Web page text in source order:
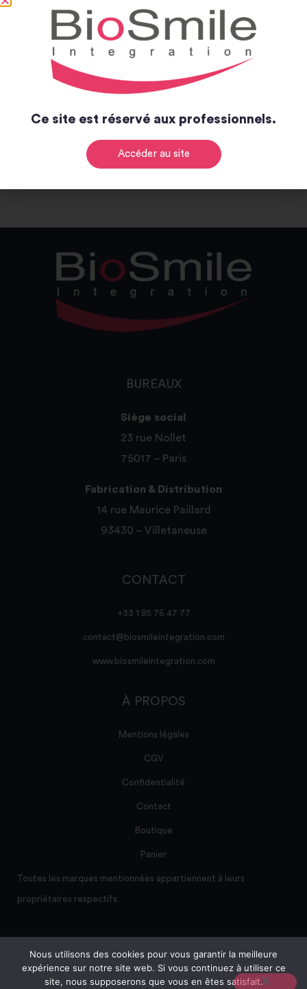
- +
30,00 TTC
+ Ajouter au panier
BUREAUX
Siège social
23 rue Nollet
75017 – Paris
Fabrication & Distribution
14 rue Maurice Paillard
93430 – Villetaneuse
CONTACT
+33 1 85 76 47 77
contact@biosmileintegration.com
www.biosmileintegration.com
À PROPOS
Mentions légales
CGV
Confidentialité
Contact
Boutique
Panier
Toutes les marques mentionnées appartiennent à leurs
propriétaires respectifs.
Site créé et maintenu par AD/sum
Nous utilisons des cookies pour vous garantir la meilleure
expérience sur notre site web. Si vous continuez à utiliser ce
site, nous supposerons que vous en êtes satisfait.
Ce site est réservé aux professionnels.
Accéder au site